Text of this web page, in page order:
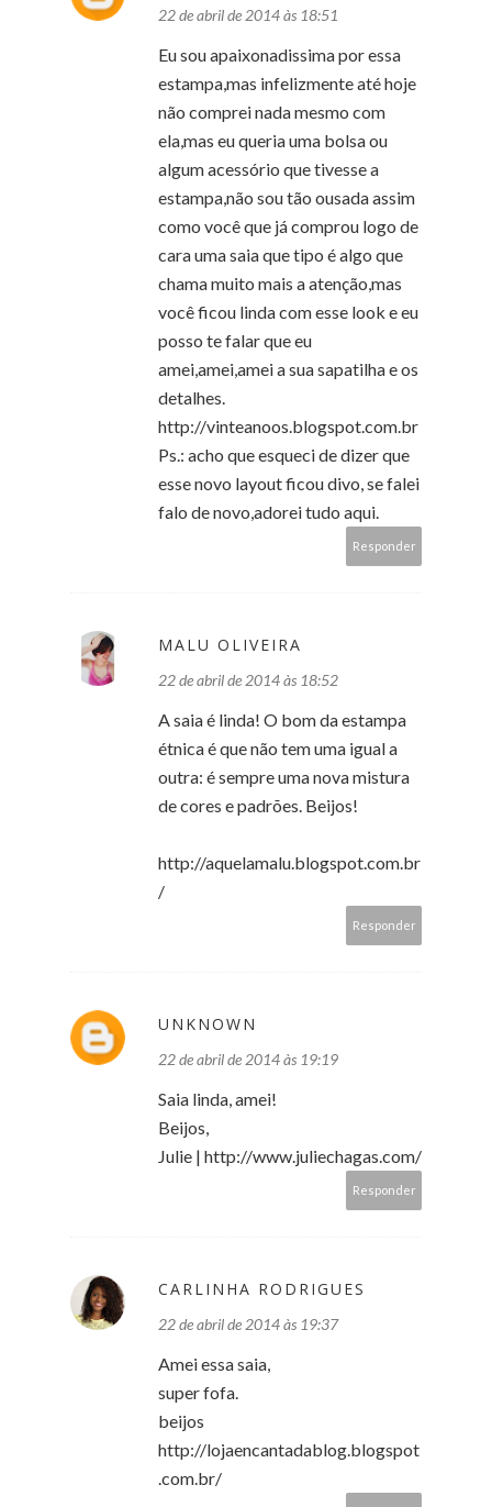
22 de abril de 2014 às 18:51
Eu sou apaixonadissima por essa
estampa,mas infelizmente até hoje
não comprei nada mesmo com
ela,mas eu queria uma bolsa ou
algum acessório que tivesse a
estampa,não sou tão ousada assim
como você que já comprou logo de
cara uma saia que tipo é algo que
chama muito mais a atenção,mas
você ficou linda com esse look e eu
posso te falar que eu
amei,amei,amei a sua sapatilha e os
detalhes.
http://vinteanoos.blogspot.com.br
Ps.: acho que esqueci de dizer que
esse novo layout ficou divo, se falei
falo de novo,adorei tudo aqui.
Responder
MALU OLIVEIRA
22 de abril de 2014 às 18:52
A saia é linda! O bom da estampa
étnica é que não tem uma igual a
outra: é sempre uma nova mistura
de cores e padrões. Beijos!
http://aquelamalu.blogspot.com.br
/
Responder
UNKNOWN
22 de abril de 2014 às 19:19
Saia linda, amei!
Beijos,
Julie | http://www.juliechagas.com/
Responder
CARLINHA RODRIGUES
22 de abril de 2014 às 19:37
Amei essa saia,
super fofa.
beijos
http://lojaencantadablog.blogspot
.com.br/